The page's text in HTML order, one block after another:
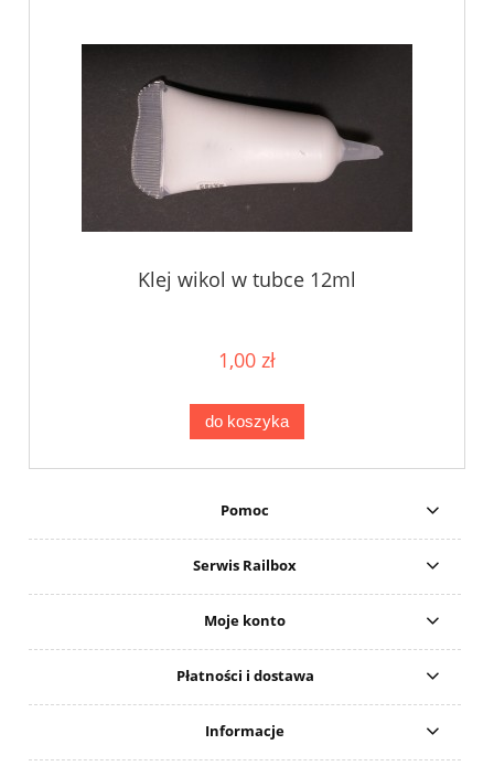
Klej wikol w tubce 12ml
1,00 zł
do koszyka
Pomoc
Serwis Railbox
Moje konto
Płatności i dostawa
Informacje